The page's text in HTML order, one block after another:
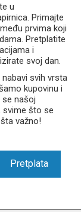
u
Primajte
prvima koji
Pretplatite
i
svoj dan.
svih vrsta
kupovinu i
se našoj
svime što se
važno!
Pretplata